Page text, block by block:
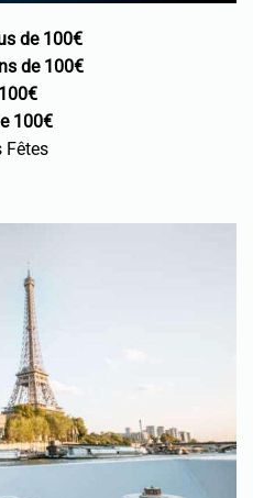
de 100€
de 100€
100€
Fêtes